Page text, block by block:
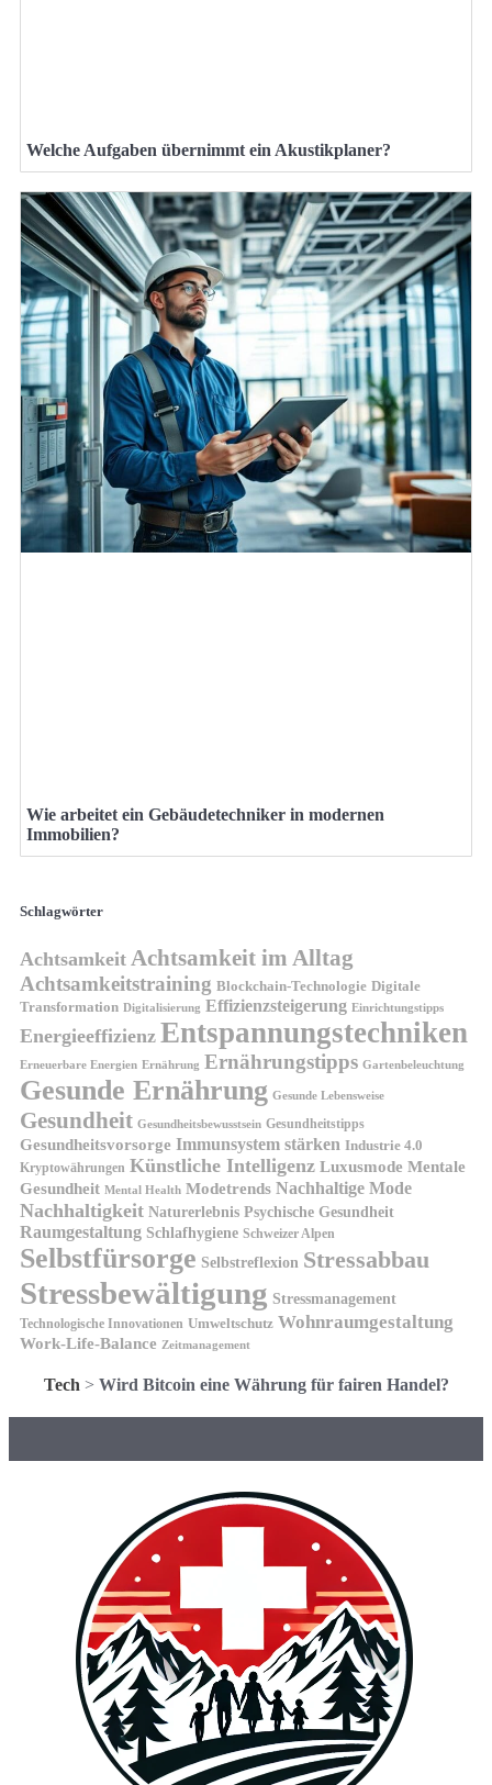
Welche Aufgaben übernimmt ein Akustikplaner?
Wie arbeitet ein Gebäudetechniker in modernen
Immobilien?
Schlagwörter
Achtsamkeit Achtsamkeit im Alltag
Achtsamkeitstraining Blockchain-Technologie Digitale
Transformation Digitalisierung Effizienzsteigerung Einrichtungstipps
Energieeffizienz Entspannungstechniken
Erneuerbare Energien Ernährung Ernährungstipps Gartenbeleuchtung
Gesunde Ernährung Gesunde Lebensweise
Gesundheit Gesundheitsbewusstsein Gesundheitstipps
Gesundheitsvorsorge Immunsystem stärken Industrie 4.0
Kryptowährungen Künstliche Intelligenz Luxusmode Mentale
Gesundheit Mental Health Modetrends Nachhaltige Mode
Nachhaltigkeit Naturerlebnis Psychische Gesundheit
Raumgestaltung Schlafhygiene Schweizer Alpen
Selbstfürsorge Selbstreflexion Stressabbau
Stressbewältigung Stressmanagement
Technologische Innovationen Umweltschutz Wohnraumgestaltung
Work-Life-Balance Zeitmanagement
Tech > Wird Bitcoin eine Währung für fairen Handel?